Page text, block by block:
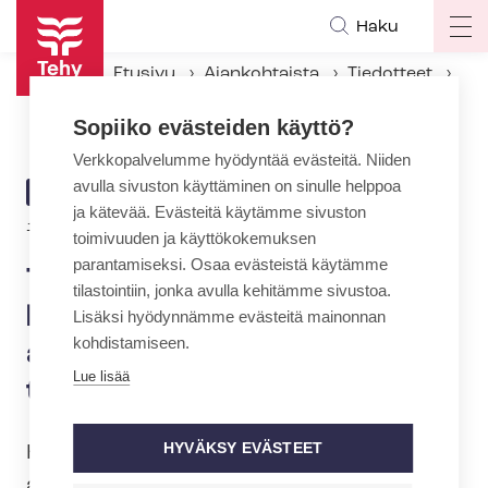
Hyppää
pääsisältöön
Haku
Etusivu Ajankohtaista
Tiedotteet
ARTIKKELIN
KATEGORIA
TIEDOTE
17.5.2021 | 9:00
Tehyn laaja kysely: Hoitajien
kohtaama väkivalta
arkipäivää, neljännes saanut
tappouhkauksen
Henkinen ja fyysinen väkivalta on
Sopiiko evästeiden käyttö?
Verkkopalvelumme hyödyntää evästeitä. Niiden
avulla sivuston käyttäminen on sinulle helppoa
ja kätevää. Evästeitä käytämme sivuston
toimivuuden ja käyttökokemuksen
parantamiseksi. Osaa evästeistä käytämme
tilastointiin, jonka avulla kehitämme sivustoa.
Lisäksi hyödynnämme evästeitä mainonnan
kohdistamiseen.
Lue lisää
HYVÄKSY EVÄSTEET